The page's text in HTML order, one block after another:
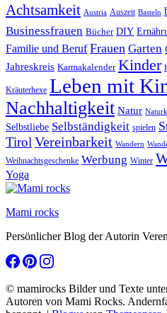
Achtsamkeit Austria Auszeit Basteln
Businessfrauen Bücher DIY
Familie und Beruf Frauen Garten
Jahreskreis Karmakalender Kinder
Kräuterhexe Leben mit
Nachhaltigkeit Natur
Selbstliebe Selbständigkeit spielen
Tirol Vereinbarkeit Wandern
Weihnachtsgeschenke Werbung Winter
Yoga
Mami rocks
Persönlicher Blog der Autorin
© mamirocks Bilder und Texte
Autoren von Mami Rocks.